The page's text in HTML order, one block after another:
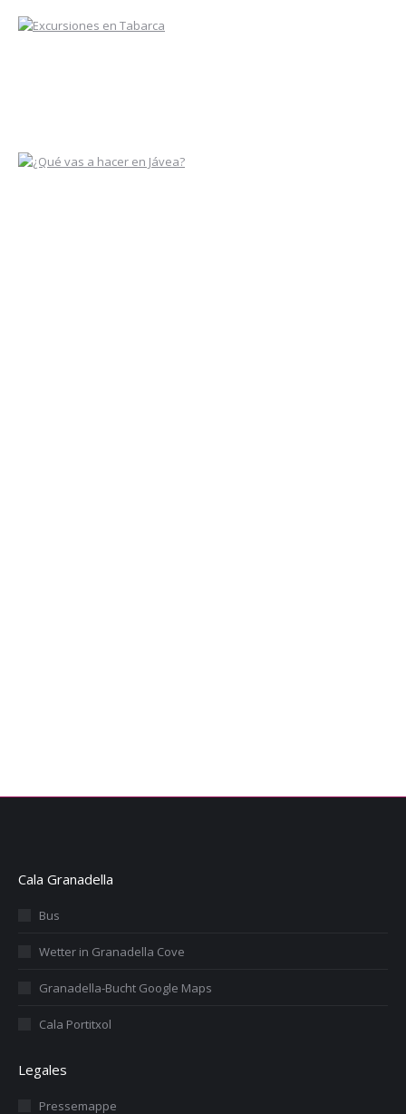
Cala Granadella
Bus
Wetter in Granadella Cove
Granadella-Bucht Google Maps
Cala Portitxol
Legales
Pressemappe